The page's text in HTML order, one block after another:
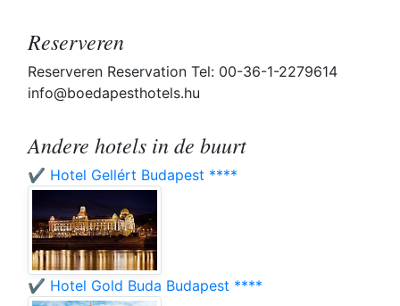
Reserveren
Reserveren Reservation Tel: 00-36-1-2279614
info@boedapesthotels.hu
Andere hotels in de buurt
✔️ Hotel Gellért Budapest ****
✔️ Hotel Gold Buda Budapest ****